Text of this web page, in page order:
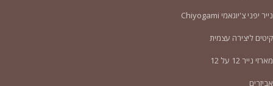
נייר יפני צ'יוגאמי Chiyogami
קיטים ליצירה עצמית
מארזי נייר 12 על 12
אביזרים